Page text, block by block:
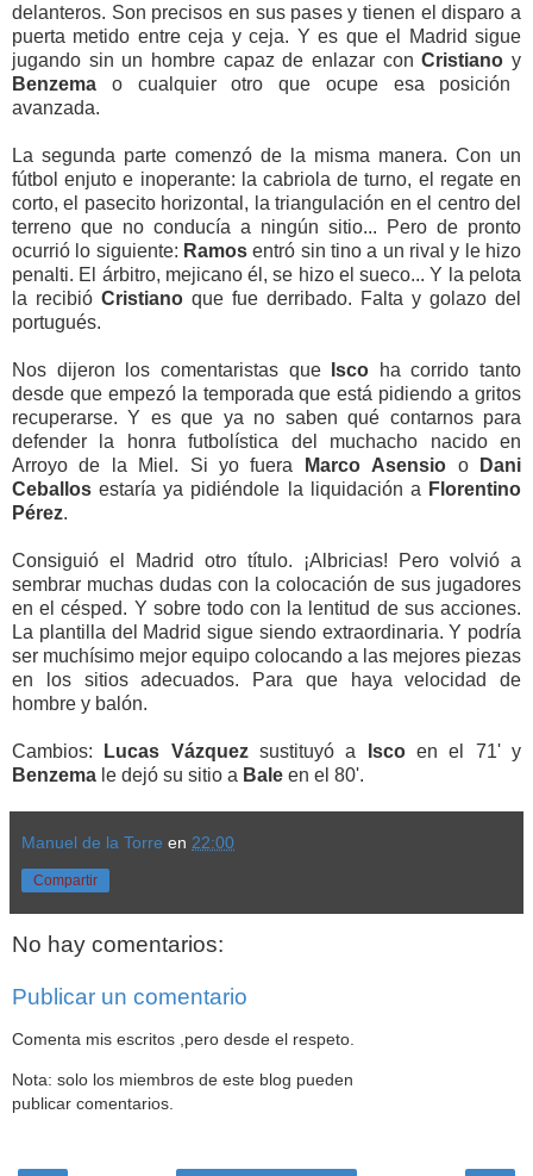
delanteros. Son precisos en sus pases y tienen el disparo a
puerta metido entre ceja y ceja. Y es que el Madrid sigue
jugando sin un hombre capaz de enlazar conCristiano y
Benzema o cualquier otro que ocupe esa posición
avanzada.
La segunda parte comenzó de la misma manera. Con un
fútbol enjuto e inoperante: la cabriola de turno, el regate en
corto, el pasecito horizontal, la triangulación en el centro del
terreno que no conducía a ningún sitio... Pero de pronto
ocurrió lo siguiente: Ramos entró sin tino a un rival y le hizo
penalti. El árbitro, mejicano él, se hizo el sueco... Y la pelota
la recibió Cristiano que fue derribado. Falta y golazo del
portugués.
Nos dijeron los comentaristas que Isco ha corrido tanto
desde que empezó la temporada que está pidiendo a gritos
recuperarse. Y es que ya no saben qué contarnos para
defender la honra futbolística del muchacho nacido en
Arroyo de la Miel. Si yo fuera
Marco Asensio oDani
Ceballos estaría ya pidiéndole la liquidación a Florentino
Pérez.
Consiguió el Madrid otro título. ¡Albricias! Pero volvió a
sembrar muchas dudas con la colocación de sus jugadores
en el césped. Y sobre todo con la lentitud de sus acciones.
La plantilla del Madrid sigue siendo extraordinaria. Y podría
ser muchísimo mejor equipo colocando a las mejores piezas
en los sitios adecuados. Para que haya velocidad de
hombre y balón.
Cambios: Lucas Vázquezsustituyó a Iscoen el 71' y
Benzema le dejó su sitio a Bale en el 80'.
Manuel de la Torre en 22:00
Compartir
No hay comentarios:
Publicar un comentario
Comenta mis escritos ,pero desde el respeto.
Nota: solo los miembros de este blog pueden
publicar comentarios.